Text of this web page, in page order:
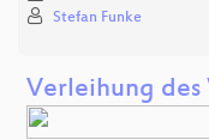
Stefan Funke
Verleihung